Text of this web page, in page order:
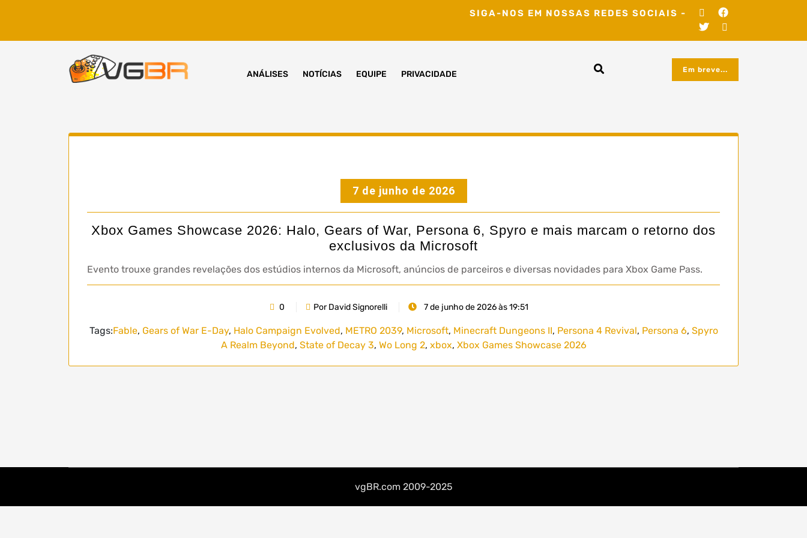
SIGA-NOS EM NOSSAS REDES SOCIAIS -
ANÁLISES NOTÍCIAS EQUIPE PRIVACIDADE Em breve...
7 de junho de 2026
Xbox Games Showcase 2026: Halo, Gears of War, Persona 6, Spyro e mais marcam o retorno dos
exclusivos da Microsoft
Evento trouxe grandes revelações dos estúdios internos da Microsoft, anúncios de parceiros e diversas novidades para Xbox Game Pass.
0 Por David Signorelli 7 de junho de 2026 às 19:51
Tags:Fable, Gears of War E-Day, Halo Campaign Evolved, METRO 2039, Microsoft, Minecraft Dungeons II, Persona 4 Revival, Persona 6, Spyro
A Realm Beyond, State of Decay 3, Wo Long 2, xbox, Xbox Games Showcase 2026
vgBR.com 2009-2025